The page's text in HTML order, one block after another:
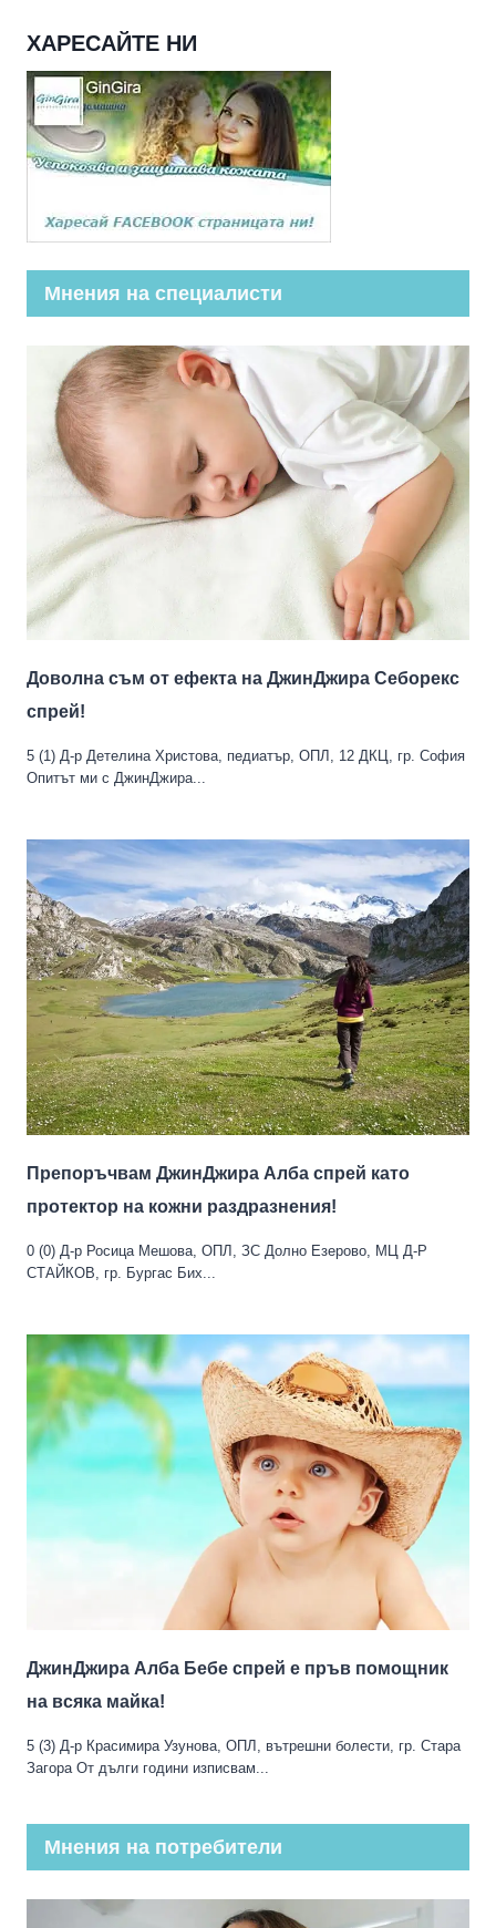
ХАРЕСАЙТЕ НИ
Мнения на специалисти
Доволна съм от ефекта на ДжинДжира Себорекс
спрей!
5 (1) Д-р Детелина Христова, педиатър, ОПЛ, 12 ДКЦ, гр. София
Опитът ми с ДжинДжира...
Препоръчвам ДжинДжира Алба спрей като
протектор на кожни раздразнения!
0 (0) Д-р Росица Мешова, ОПЛ, ЗС Долно Езерово, МЦ Д-Р
СТАЙКОВ, гр. Бургас Бих...
ДжинДжира Алба Бебе спрей е пръв помощник
на всяка майка!
5 (3) Д-р Красимира Узунова, ОПЛ, вътрешни болести, гр. Стара
Загора От дълги години изписвам...
Мнения на потребители